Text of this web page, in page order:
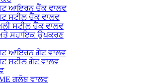
ਆਇਰਨ ਚੈੱਕ ਵਾਲਵ
ਸਟੀਲ ਚੈੱਕ ਵਾਲਵ
ਸਟੀਲ ਚੈੱਕ ਵਾਲਵ
ਸਹਾਇਕ ਉਪਕਰਣ
ਆਇਰਨ ਗੇਟ ਵਾਲਵ
ਸਟੀਲ ਗੇਟ ਵਾਲਵ
ਗਲੋਬ ਵਾਲਵ